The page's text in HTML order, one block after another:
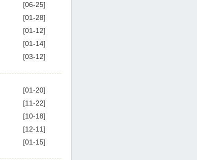
[06-25]
[01-28]
[01-12]
[01-14]
[03-12]
[01-20]
[11-22]
[10-18]
[12-11]
[01-15]